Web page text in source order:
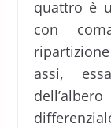
quattro è
con
assi,